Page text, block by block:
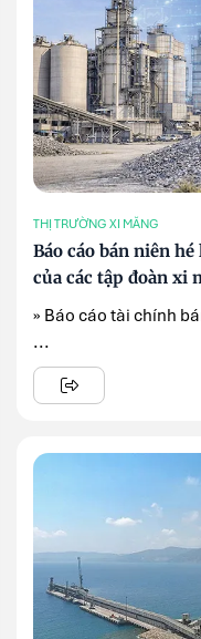
THỊ TRƯỜNG XI MĂNG
Báo cáo bán niên
của các tập đoàn xi
» Báo cáo tài chính
...